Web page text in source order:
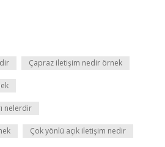
Çapraz iletişim nedir örnek
nelerdir
Çok yönlü açık iletişim nedir